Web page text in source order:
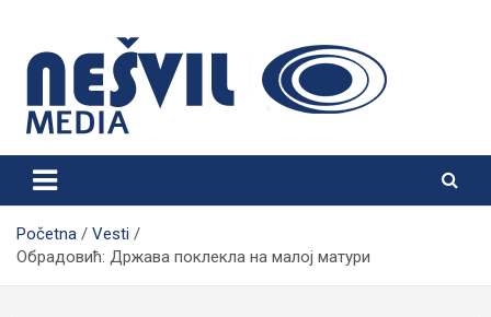
content
Nešvil Media Bogatić
Početna
Vesti
Обрадовић: Држава поклекла на малој матури